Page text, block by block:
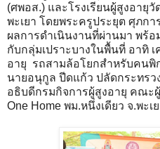
(ศพอส.) และโรงเรียนผู้สูงอายุวั
พะเยา โดยพระครูประยุต ศุภก
ผลการดำเนินงานที่ผ่านมา พร้
กับกลุ่มเปราะบางในพื้นที่ อาทิ
อายุ รถสามล้อโยกสำหรับคนพิ
นายอนุกูล ปีดแก้ว ปลัดกระทรว
อธิบดีกรมกิจการผู้สูงอายุ คณะ
One Home พม.หนึ่งเดียว จ.พะเ